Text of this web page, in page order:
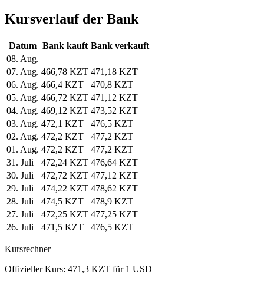
Kursverlauf der Bank
Datum Bank kauft Bank verkauft
08. Aug. —
—
07. Aug. 466,78 KZT 471,18 KZT
06. Aug. 466,4 KZT
470,8 KZT
05. Aug. 466,72 KZT 471,12 KZT
04. Aug. 469,12 KZT 473,52 KZT
03. Aug. 472,1 KZT
476,5 KZT
02. Aug. 472,2 KZT
477,2 KZT
01. Aug. 472,2 KZT
477,2 KZT
31. Juli
472,24 KZT 476,64 KZT
30. Juli
472,72 KZT 477,12 KZT
29. Juli
474,22 KZT 478,62 KZT
28. Juli
474,5 KZT
478,9 KZT
27. Juli
472,25 KZT 477,25 KZT
26. Juli
471,5 KZT 476,5 KZT
Kursrechner
Offizieller Kurs: 471,3 KZT für 1 USD